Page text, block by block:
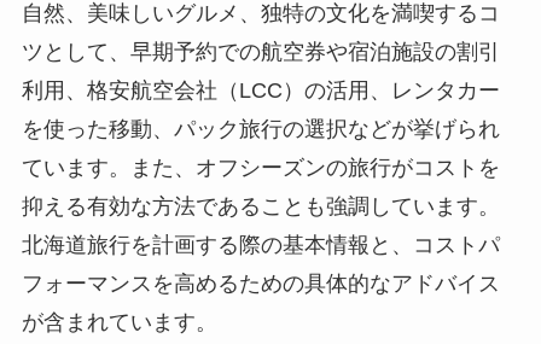
自然、美味しいグルメ、独特の文化を満喫するコ
ツとして、早期予約での航空券や宿泊施設の割引
利用、格安航空会社（LCC）の活用、レンタカー
を使った移動、パック旅行の選択などが挙げられ
ています。また、オフシーズンの旅行がコストを
抑える有効な方法であることも強調しています。
北海道旅行を計画する際の基本情報と、コストパ
フォーマンスを高めるための具体的なアドバイス
が含まれています。